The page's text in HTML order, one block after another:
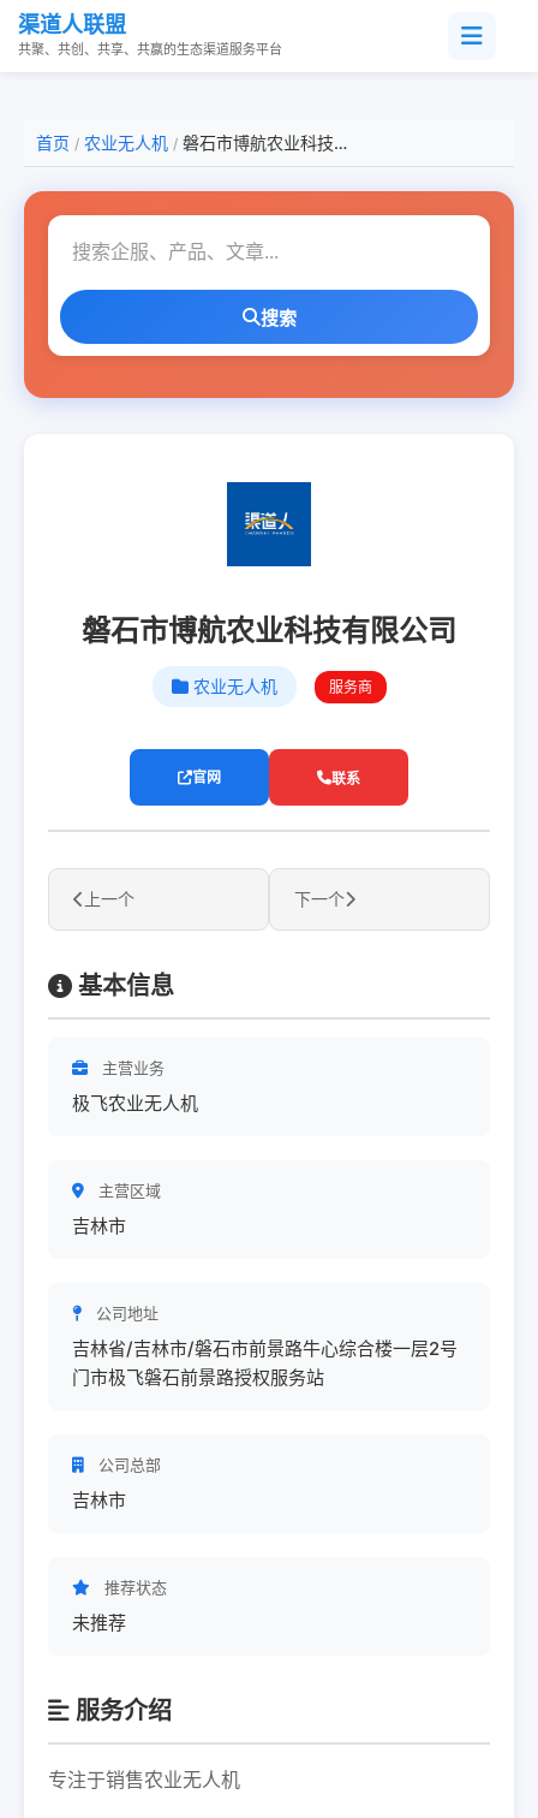
渠道人联盟
共聚、共创、共享、共赢的生态渠道服务平台
首页 / 农业无人机 / 磐石市博航农业科技有限公司
搜索
磐石市博航农业科技有限公司
农业无人机 服务商
官网 联系
上一个 下一个
基本信息
主营业务
极飞农业无人机
主营区域
吉林市
公司地址
吉林省/吉林市/磐石市前景路牛心综合楼一层2号
门市极飞磐石前景路授权服务站
公司总部
吉林市
推荐状态
未推荐
服务介绍
专注于销售农业无人机